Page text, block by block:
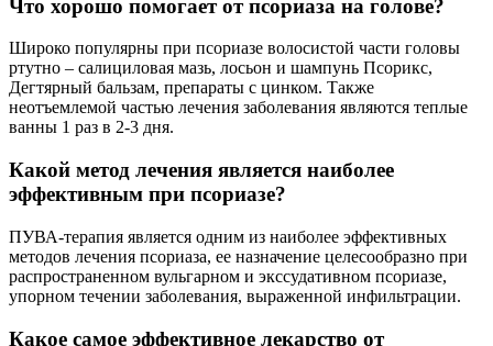
Что хорошо помогает от псориаза на голове?
Широко популярны при псориазе волосистой части головы
ртутно – салициловая мазь, лосьон и шампунь Псорикс,
Дегтярный бальзам, препараты с цинком. Также
неотъемлемой частью лечения заболевания являются теплые
ванны 1 раз в 2-3 дня.
Какой метод лечения является наиболее
эффективным при псориазе?
ПУВА-терапия является одним из наиболее эффективных
методов лечения псориаза, ее назначение целесообразно при
распространенном вульгарном и экссудативном псориазе,
упорном течении заболевания, выраженной инфильтрации.
Какое самое эффективное лекарство от